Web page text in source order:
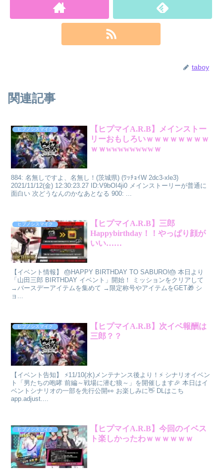
taboy
関連記事
ヒプノシスマイク
【ヒプマイA.R.B】メインストー
リーおもしろいｗｗｗｗｗｗｗｗ
ｗｗwwwwwwwwｗ
884: 名無しですよ、名無し！(茨城県) (ﾜｯﾁｮｲW 2dc3-xle3)
2021/11/12(金) 12:30:23.27 ID:V9bOI4ji0 メインストーリーが普通に
面白い 次どうなんのかなあとなる 900: ...
ヒプノシスマイク
【ヒプマイA.R.B】三郎
Happybirthday！！やっぱり顔が
いい……
【イベント情報】 🎂HAPPY BIRTHDAY TO SABURO!🎂 本日より
「山田三郎 BIRTHDAY イベント」開始！ ミッションをクリアして
→バースデーアイテムを集めて →限定称号やアイテムをGET🎁 シ
ョ...
ヒプノシスマイク
【ヒプマイA.R.B】次イベ報酬は
三郎？？
【イベント告知】 ⚡11/10(水)メンテナンス後より！⚡ シナリオイベン
ト「男たちの咆哮 前編～戦場に潜む狼～」を開催します🎉 本日はイ
ベントシナリオの一部を先行公開👀 お楽しみに👋 DLはこち
app.adjust....
ヒプノシスマイク
【ヒプマイA.R.B】今回のイベス
ト楽しかったわｗｗｗｗｗｗ